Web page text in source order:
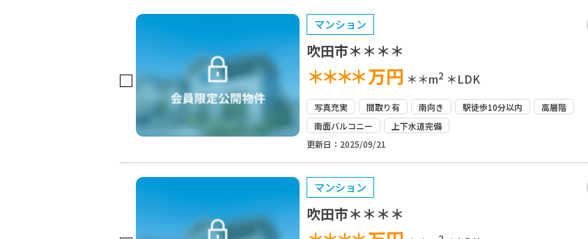
マンション
吹田市＊＊＊＊
＊＊＊＊万円 ＊＊m2 ＊LDK
写真充実 間取り有 南向き 駅徒歩10分以内
高層階
南面バルコニー
上下水道完備
更新日：2025/09/21
マンション
吹田市＊＊＊＊